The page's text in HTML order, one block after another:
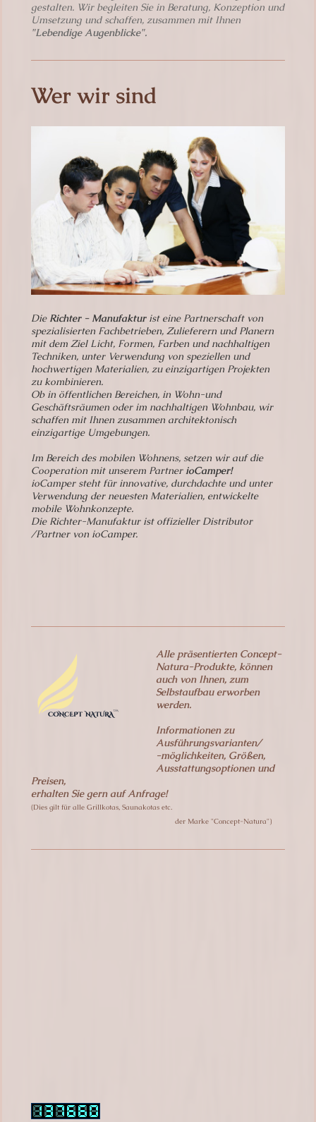
gestalten. Wir begleiten Sie in Beratung, Konzeption und
Umsetzung und schaffen, zusammen mit Ihnen
"Lebendige Augenblicke".
Wer wir sind
Die Richter - Manufakturist eine Partnerschaft von
spezialisierten Fachbetrieben, Zulieferern und Planern
mit dem Ziel Licht, Formen, Farben und nachhaltigen
Techniken, unter Verwendung von speziellen und
hochwertigen Materialien, zu einzigartigen Projekten
zu kombinieren.
Ob in öffentlichen Bereichen, in Wohn-und
Geschäftsräumen oder im nachhaltigen Wohnbau, wir
schaffen mit Ihnen zusammen architektonisch
einzigartige Umgebungen.
Im Bereich des mobilen Wohnens, setzen wir auf die
Cooperation mit unserem PartnerioCamper!
ioCamper steht für innovative, durchdachte und unter
Verwendung der neuesten Materialien, entwickelte
mobile Wohnkonzepte.
Die Richter-Manufaktur ist offizieller Distributor
/Partner von ioCamper.
Alle präsentierten Concept-
Natura-Produkte, können
auch von Ihnen, zum
Selbstaufbauerworben
werden.
Informationen zu
Ausführungsvarianten/
-möglichkeiten, Größen,
Ausstattungsoptionen und
Preisen,
erhalten Sie gern auf Anfrage!
(Dies gilt für alle Grillkotas, Saunakotas etc.
der Marke "Concept-Natura")